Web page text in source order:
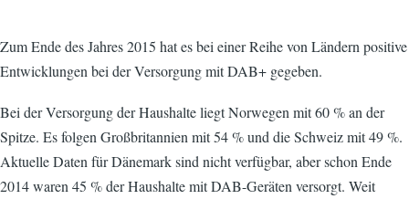
Zum Ende des Jahres 2015 hat es bei einer Reihe von Ländern positive
Entwicklungen bei der Versorgung mit DAB+ gegeben.
Bei der Versorgung der Haushalte liegt Norwegen mit 60 % an der
Spitze. Es folgen Großbritannien mit 54 % und die Schweiz mit 49 %.
Aktuelle Daten für Dänemark sind nicht verfügbar, aber schon Ende
2014 waren 45 % der Haushalte mit DAB-Geräten versorgt. Weit